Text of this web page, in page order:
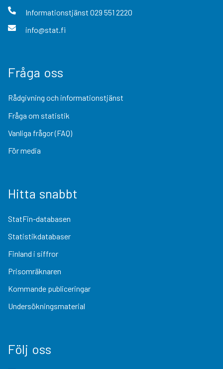
Informationstjänst 029 551 2220
info@stat.fi
Fråga oss
Rådgivning och informationstjänst
Fråga om statistik
Vanliga frågor (FAQ)
För media
Hitta snabbt
StatFin-databasen
Statistikdatabaser
Finland i siffror
Prisomräknaren
Kommande publiceringar
Undersökningsmaterial
Följ oss